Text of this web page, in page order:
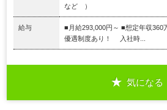
など ）
給与
■月給293,000円～ ■想定年収
優遇制度あり！ 入社時...
気になる